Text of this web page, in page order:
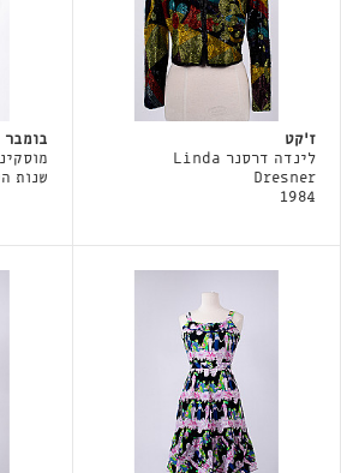
ז׳קט
לינדה דרסנר Linda
Dresner
1984
בומבר
שנות ה90